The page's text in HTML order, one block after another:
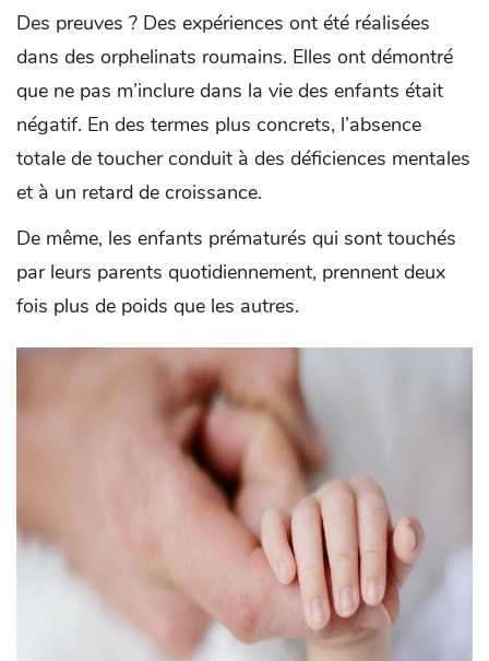
Des preuves ? Des expériences ont été réalisées
dans des orphelinats roumains. Elles ont démontré
que ne pas m’inclure dans la vie des enfants était
négatif. En des termes plus concrets, l’absence
totale de toucher conduit à des déficiences mentales
et à un retard de croissance.
De même, les enfants prématurés qui sont touchés
par leurs parents quotidiennement, prennent deux
fois plus de poids que les autres.